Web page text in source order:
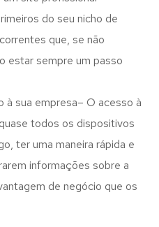
do seu nicho de
que, se não
estar sempre um passo
à sua empresa– O acesso à
todos os dispositivos
ter uma maneira rápida e
informações sobre a
de negócio que os